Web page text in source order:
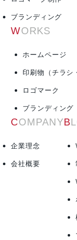
ブランディング
WORKS
ホームページ
印刷物（チラシ
ロゴマーク
ブランディング
COMPANY
企業理念
会社概要